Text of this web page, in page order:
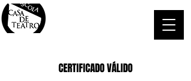
CERTIFICADO VÁLIDO